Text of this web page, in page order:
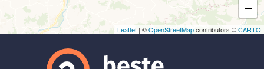
−
Leaflet | ©OpenStreetMapcontributors ©CARTO